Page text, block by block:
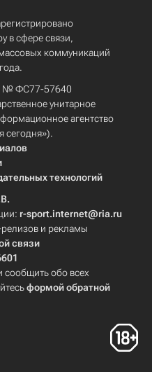
в сфере связи,
коммуникаций
№ ФС77-57640
унитарное
агентство
сегодня»).
технологий
r-sport.internet@ria.ru
и рекламы
связи
сообщить обо всех
формой обратной